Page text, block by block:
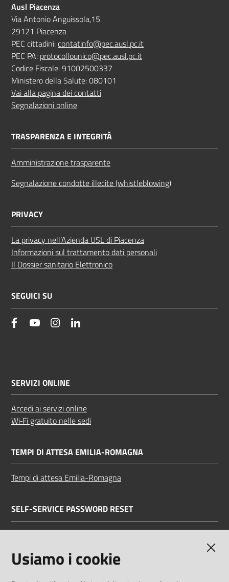
Ausl Piacenza
Via Antonio Anguissola,15
29121 Piacenza
PEC cittadini:contatinfo@pec.ausl.pc.it
PEC PA: protocollounico@pec.ausl.pc.it
Codice Fiscale: 91002500337
Ministero della Salute: 080101
Vai alla pagina dei contatti
Segnalazioni online
TRASPARENZA E INTEGRITÀ
Amministrazione trasparente
Segnalazione condotte illecite (whistleblowing)
PRIVACY
La privacy nell’Azienda USL di Piacenza
Informazioni sul trattamento dati personali
Il Dossier sanitario Elettronico
SEGUICI SU
facebookYouTube Instagram
SERVIZI ONLINE
Accedi ai servizi online
Wi‑Fi gratuito nelle sedi
TEMPI DI ATTESA EMILIA-ROMAGNA
Tempi di attesa Emilia-Romagna
SELF-SERVICE PASSWORD RESET
Usiamo i cookie